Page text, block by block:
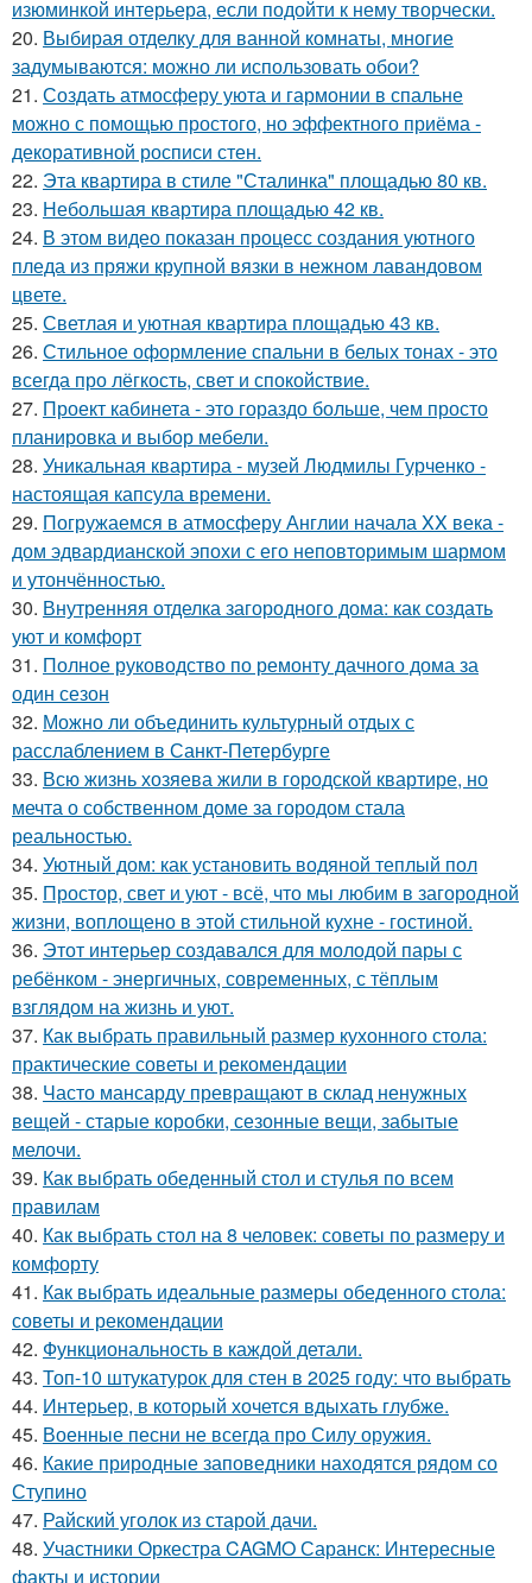
изюминкой интерьера, если подойти к нему творчески.
20. Выбирая отделку для ванной комнаты, многие
задумываются: можно ли использовать обои?
21. Создать атмосферу уюта и гармонии в спальне
можно с помощью простого, но эффектного приёма -
декоративной росписи стен.
22. Эта квартира в стиле "Сталинка" площадью 80 кв.
23. Небольшая квартира площадью 42 кв.
24. В этом видео показан процесс создания уютного
пледа из пряжи крупной вязки в нежном лавандовом
цвете.
25. Светлая и уютная квартира площадью 43 кв.
26. Стильное оформление спальни в белых тонах - это
всегда про лёгкость, свет и спокойствие.
27. Проект кабинета - это гораздо больше, чем просто
планировка и выбор мебели.
28. Уникальная квартира - музей Людмилы Гурченко -
настоящая капсула времени.
29. Погружаемся в атмосферу Англии начала XX века -
дом эдвардианской эпохи с его неповторимым шармом
и утончённостью.
30. Внутренняя отделка загородного дома: как создать
уют и комфорт
31. Полное руководство по ремонту дачного дома за
один сезон
32. Можно ли объединить культурный отдых с
расслаблением в Санкт-Петербурге
33. Всю жизнь хозяева жили в городской квартире, но
мечта о собственном доме за городом стала
реальностью.
34. Уютный дом: как установить водяной теплый пол
35. Простор, свет и уют - всё, что мы любим в загородной
жизни, воплощено в этой стильной кухне - гостиной.
36. Этот интерьер создавался для молодой пары с
ребёнком - энергичных, современных, с тёплым
взглядом на жизнь и уют.
37. Как выбрать правильный размер кухонного стола:
практические советы и рекомендации
38. Часто мансарду превращают в склад ненужных
вещей - старые коробки, сезонные вещи, забытые
мелочи.
39. Как выбрать обеденный стол и стулья по всем
правилам
40. Как выбрать стол на 8 человек: советы по размеру и
комфорту
41. Как выбрать идеальные размеры обеденного стола:
советы и рекомендации
42. Функциональность в каждой детали.
43. Топ-10 штукатурок для стен в 2025 году: что выбрать
44. Интерьер, в который хочется вдыхать глубже.
45. Военные песни не всегда про Силу оружия.
46. Какие природные заповедники находятся рядом со
Ступино
47. Райский уголок из старой дачи.
48. Участники Оркестра CAGMO Саранск: Интересные
факты и истории